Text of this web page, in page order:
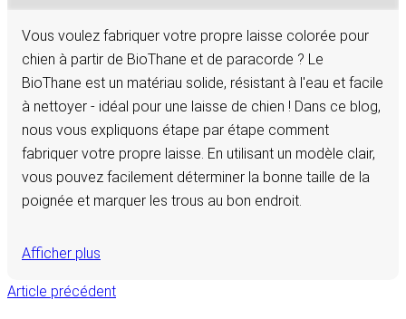
Vous voulez fabriquer votre propre laisse colorée pour
chien à partir de BioThane et de paracorde ? Le
BioThane est un matériau solide, résistant à l'eau et facile
à nettoyer - idéal pour une laisse de chien ! Dans ce blog,
nous vous expliquons étape par étape comment
fabriquer votre propre laisse. En utilisant un modèle clair,
vous pouvez facilement déterminer la bonne taille de la
poignée et marquer les trous au bon endroit.
Afficher plus
Article précédent